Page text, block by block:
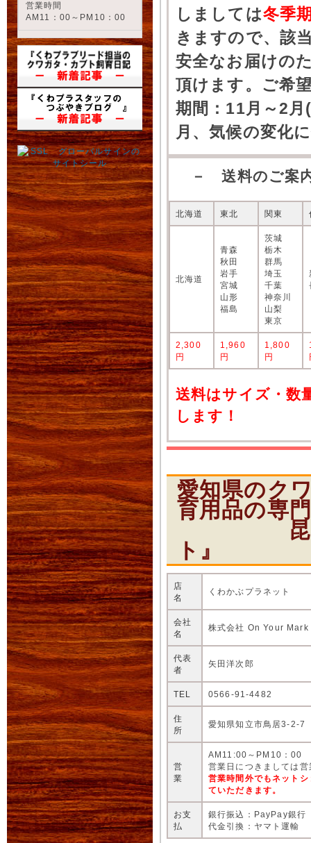
営業時間
AM11：00～PM10：00
しましては冬季
きますので、該
安全なお届けの
頂けます。ご希
期間：11月～2
月、気候の変化
－ 送料のご案
北海道 東北 関東
北海道
青森
秋田
岩手
宮城
山形
福島
茨城
栃木
群馬
埼玉
千葉
神奈川
山梨
東京
2,300
円
1,960
円
1,800
円
送料はサイズ・数
します！
愛知県のク
育用品の専
昆虫シ
ト』
店
名
くわかぶプラネット
会社
名
株式会社 On Your Mark
代表
者
矢田洋次郎
TEL 0566-91-4482
住
所
愛知県知立市鳥居3-2-7
営
業
AM11:00～PM10：00
営業日につきましては
営業時間外でもネット
ていただきます。
お支
払
銀行振込：PayPay銀行
代金引換：ヤマト運輸